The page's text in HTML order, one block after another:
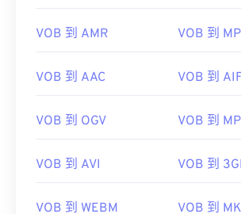
VOB 到 AMR VOB 到
VOB 到 AAC VOB 到
VOB 到 OGV VOB 到
VOB 到 AVI VOB 到
VOB 到 WEBM VOB 到